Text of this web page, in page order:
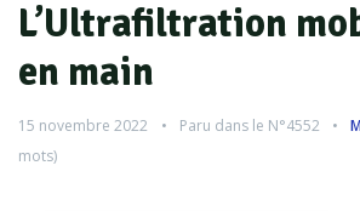
L’Ultrafiltration
en main
15 novembre 2022 Paru dans le N°4552
mots)